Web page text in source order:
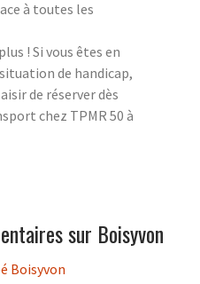
à toutes les
! Si vous êtes en
de handicap,
de réserver dès
chez TPMR 50 à
sur Boisyvon
Boisyvon